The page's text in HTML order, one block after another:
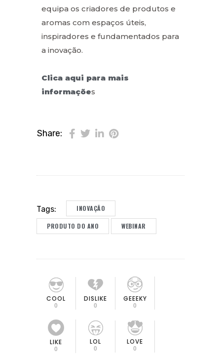
equipa os criadores de produtos e
aromas com espaços úteis,
inspiradores e fundamentados para
a inovação.
Clica aqui para mais
informações
Share:
Tags: INOVAÇÃO
PRODUTO DO ANO WEBINAR
COOL
0
DISLIKE
0
GEEEKY
0
LIKE
0
LOL
0
LOVE
0